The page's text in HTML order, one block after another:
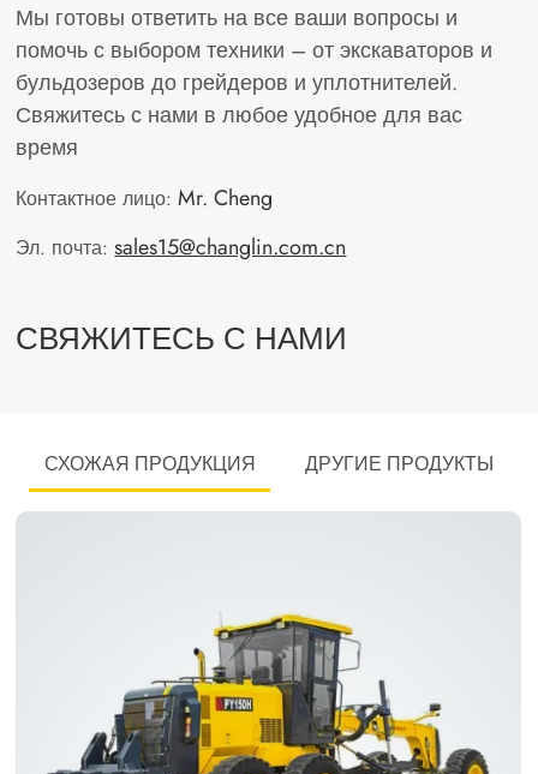
Мы готовы ответить на все ваши вопросы и
помочь с выбором техники – от экскаваторов и
бульдозеров до грейдеров и уплотнителей.
Свяжитесь с нами в любое удобное для вас
время
Контактное лицо:Mr. Cheng
Эл. почта:sales15@changlin.com.cn
СВЯЖИТЕСЬ С НАМИ
СХОЖАЯ ПРОДУКЦИЯ ДРУГИЕ ПРОДУКТЫ